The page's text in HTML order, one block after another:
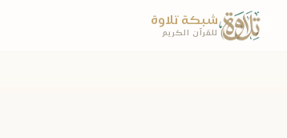
شبكة تلاوة
للقرآن الكريم